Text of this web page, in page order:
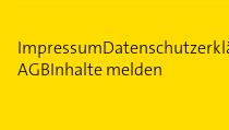
Impressum
AGBInhalte melden